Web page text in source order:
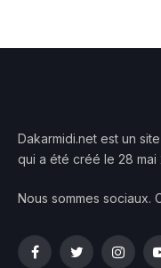
Dakarmidi.net est un
qui a été créé le 28 mai
Nous sommes sociaux.
FacebookTwitter